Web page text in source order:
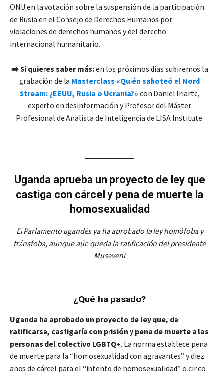
ONU en la votación sobre la suspensión de la participación
de Rusia en el Consejo de Derechos Humanos por
violaciones de derechos humanos y del derecho
internacional humanitario.
➡️Si quieres saber más:en los próximos días subiremos la
grabación de la Masterclass «Quién saboteó el Nord
Stream: ¿EEUU, Rusia o Ucrania?» con Daniel Iriarte,
experto en desinformación y Profesor del Máster
Profesional de Analista de Inteligencia de LISA Institute.
Uganda aprueba un proyecto de ley que
castiga con cárcel y pena de muerte la
homosexualidad
El Parlamento ugandés ya ha aprobado la ley homófoba y
tránsfoba, aunque aún queda la ratificación del presidente
Museveni
¿Qué ha pasado?
Uganda ha aprobado un proyecto de ley que, de
ratificarse, castigaría con prisión y pena de muerte a las
personas del colectivo LGBTQ+. La norma establece pena
de muerte para la “homosexualidad con agravantes” y diez
años de cárcel para el “intento de homosexualidad” o cinco